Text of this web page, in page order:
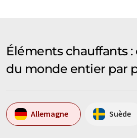
Éléments chauffants
du monde entier par
Allemagne Suède